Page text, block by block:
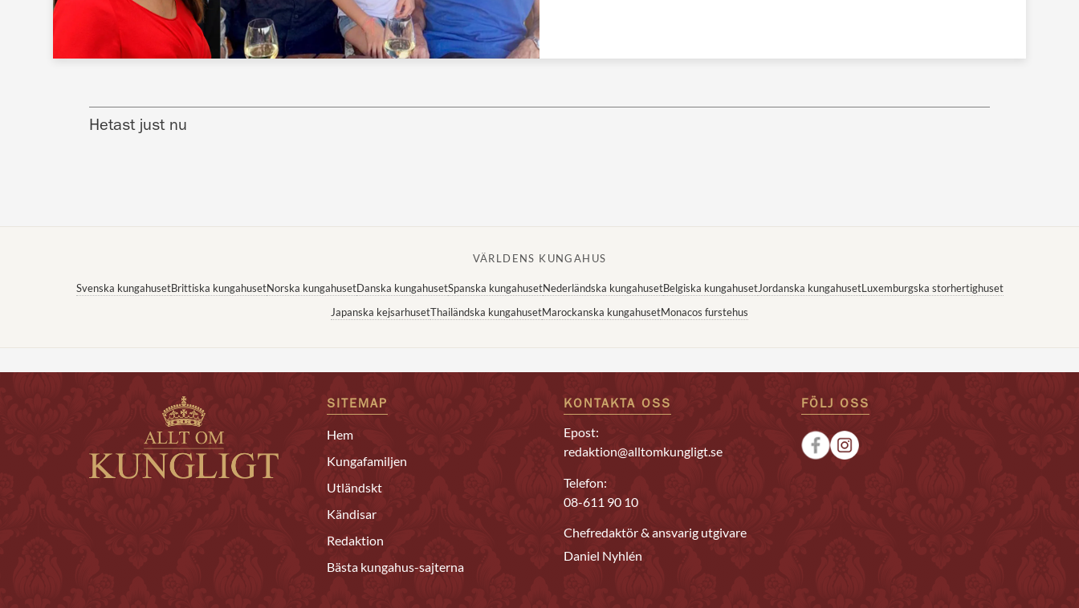
Hetast just nu
VÄRLDENS KUNGAHUS
Svenska kungahusetBrittiska kungahusetNorska kungahusetDanska kungahusetSpanska kungahusetNederländska kungahusetBelgiska kungahusetJordanska kungahusetLuxemburgska storhertighuset
Japanska kejsarhusetThailändska kungahusetMarockanska kungahusetMonacos furstehus
SITEMAP
Hem
Kungafamiljen
Utländskt
Kändisar
Redaktion
Bästa kungahus-sajterna
KONTAKTA OSS
Epost:
redaktion@alltomkungligt.se
Telefon:
08-611 90 10
Chefredaktör & ansvarig utgivare
Daniel Nyhlén
FÖLJ OSS